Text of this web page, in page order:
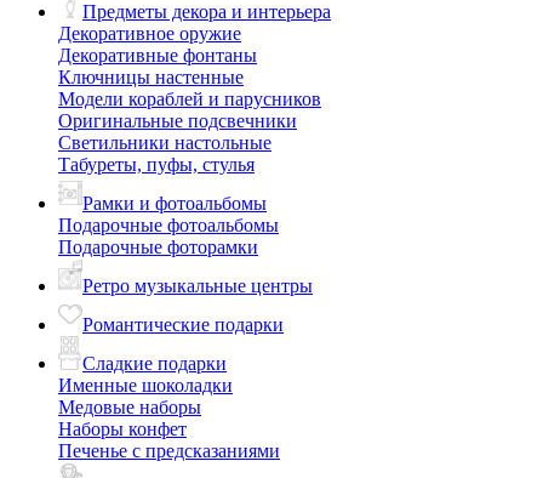
Предметы декора и интерьера
Декоративное оружие
Декоративные фонтаны
Ключницы настенные
Модели кораблей и парусников
Оригинальные подсвечники
Светильники настольные
Табуреты, пуфы, стулья
Рамки и фотоальбомы
Подарочные фотоальбомы
Подарочные фоторамки
Ретро музыкальные центры
Романтические подарки
Сладкие подарки
Именные шоколадки
Медовые наборы
Наборы конфет
Печенье с предсказаниями